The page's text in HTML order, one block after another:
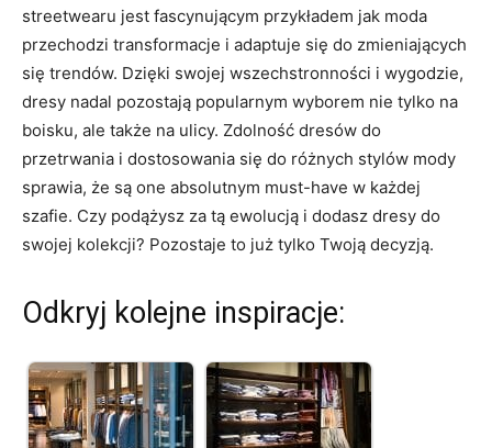
streetwearu jest fascynującym ⁤przykładem jak moda
przechodzi transformacje i adaptuje się do zmieniających
się trendów. Dzięki swojej ⁤wszechstronności ​i wygodzie,
dresy nadal⁣ pozostają popularnym wyborem nie ‍tylko ​na⁤
boisku, ale także na ‌ulicy. Zdolność dresów do
przetrwania i dostosowania się do różnych ⁣stylów mody
sprawia, że ⁢są one⁣ absolutnym must-have⁣ w każdej
szafie. Czy⁣ podążysz za ​tą ewolucją i dodasz dresy ​do
swojej kolekcji? Pozostaje to już tylko Twoją decyzją.
Odkryj kolejne inspiracje: